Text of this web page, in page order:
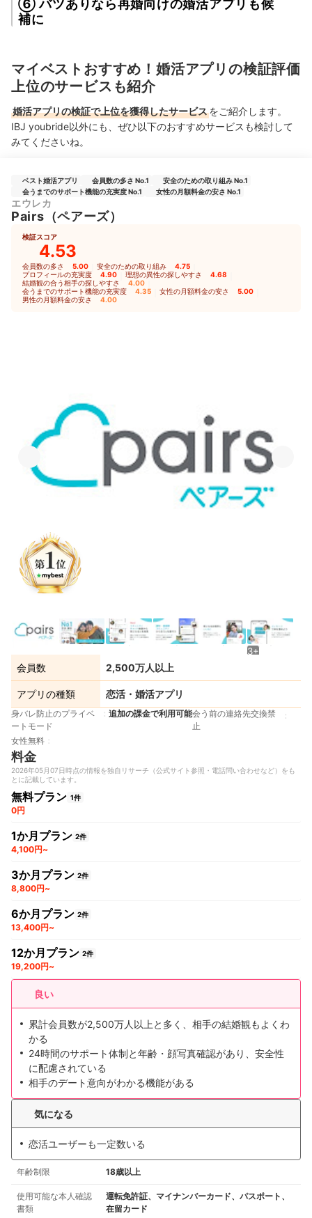
⑥ バツありなら再婚向けの婚活アプリも候
補に
マイベストおすすめ！婚活アプリの検証評価
上位のサービスも紹介
婚活アプリの検証で上位を獲得したサービスをご紹介します。
IBJ youbride以外にも、ぜひ以下のおすすめサービスも検討して
みてくださいね。
ベスト婚活アプリ 会員数の多さ No.1
安全のための取り組み No.1
会うまでのサポート機能の充実度 No.1
女性の月額料金の安さ No.1
エウレカ
Pairs（ペアーズ）
検証スコア
4.53
会員数の多さ 5.00 安全のための取り組み 4.75
プロフィールの充実度 4.90 理想の異性の探しやすさ 4.68
結婚観の合う相手の探しやすさ 4.00
会うまでのサポート機能の充実度 4.35 女性の月額料金の安さ 5.00
男性の月額料金の安さ 4.00
3+
会員数 2,500万人以上
アプリの種類 恋活・婚活アプリ
身バレ防止のプライベ
ートモード
追加の課金で利用可能会う前の連絡先交換禁
止
女性無料
料金
2026年05月07日時点の情報を独自リサーチ（公式サイト参照・電話問い合わせなど）をも
とに記載しています。
無料プラン 1件
0円
1か月プラン 2件
4,100円~
3か月プラン 2件
8,800円~
6か月プラン 2件
13,400円~
12か月プラン 2件
19,200円~
良い
累計会員数が2,500万人以上と多く、相手の結婚観もよくわ
かる
24時間のサポート体制と年齢・顔写真確認があり、安全性
に配慮されている
相手のデート意向がわかる機能がある
気になる
恋活ユーザーも一定数いる
年齢制限 18歳以上
使用可能な本人確認
書類
運転免許証、マイナンバーカード、パスポート、
在留カード